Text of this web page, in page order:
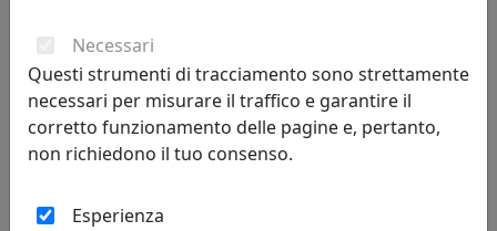
capolavori, in centri artigianali che rendono la
creazione dei mobili un pregio ed un apprezzamento da
parte del pubblico. Grazie all’intraprendenza del suo
titolare, alla competenza del suo staff interno ed
esterno, BISCOTTINI INTERNATIONAL ART TRADING
mondo.
Necessari
Questi strumenti di tracciamento sono strettamente
necessari per misurare il traffico e garantire il
corretto funzionamento delle pagine e, pertanto,
non richiedono il tuo consenso.
Esperienza